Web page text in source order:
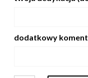
dodatkowy